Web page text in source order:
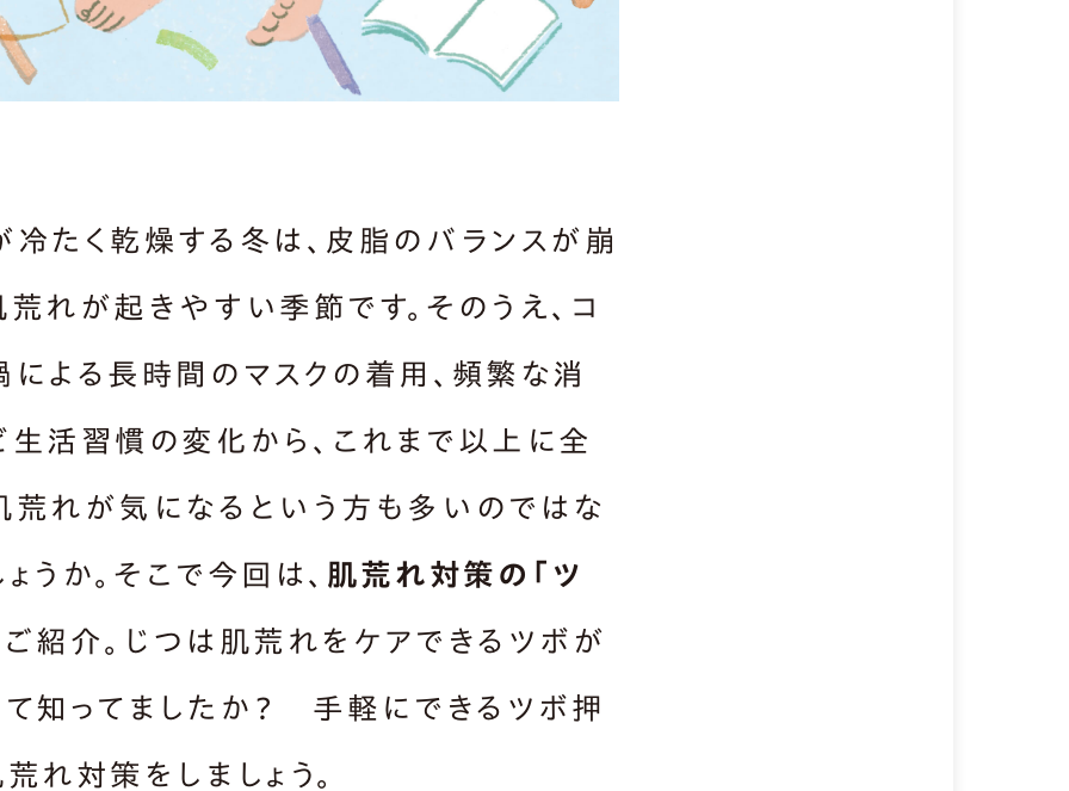
冷たく乾燥する冬は、皮脂のバランスが崩
荒れが起きやすい季節です。そのうえ、コ
による長時間のマスクの着用、頻繁な消
生活習慣の変化から、これまで以上に全
荒れが気になるという方も多いのではな
うか。そこで今回は、 肌荒れ対策の「ツ
紹介。じつは肌荒れをケアできるツボが
て知ってましたか？ 手軽にできるツボ押
れ対策をしましょう。